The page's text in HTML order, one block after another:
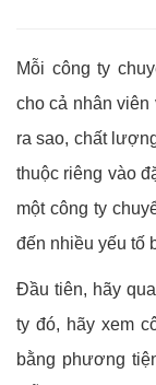
Mỗi công ty
cho cả nhân viên
ra sao, chất
thuộc riêng vào
một công ty
đến nhiều yếu tố
Đầu tiên, hãy
ty đó, hãy xem
bằng phương